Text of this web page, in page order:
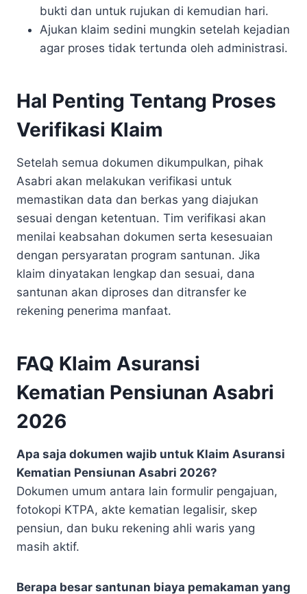
bukti dan untuk rujukan di kemudian hari.
Ajukan klaim sedini mungkin setelah kejadian
agar proses tidak tertunda oleh administrasi.
Hal Penting Tentang Proses
Verifikasi Klaim
Setelah semua dokumen dikumpulkan, pihak
Asabri akan melakukan verifikasi untuk
memastikan data dan berkas yang diajukan
sesuai dengan ketentuan. Tim verifikasi akan
menilai keabsahan dokumen serta kesesuaian
dengan persyaratan program santunan. Jika
klaim dinyatakan lengkap dan sesuai, dana
santunan akan diproses dan ditransfer ke
rekening penerima manfaat.
FAQ Klaim Asuransi
Kematian Pensiunan Asabri
2026
Apa saja dokumen wajib untuk Klaim Asuransi
Kematian Pensiunan Asabri 2026?
Dokumen umum antara lain formulir pengajuan,
fotokopi KTPA, akte kematian legalisir, skep
pensiun, dan buku rekening ahli waris yang
masih aktif.
Berapa besar santunan biaya pemakaman yang